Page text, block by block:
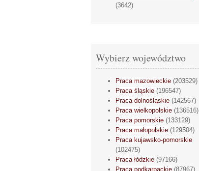
(3642)
Wybierz województwo
Praca mazowieckie (203529)
Praca śląskie (196547)
Praca dolnośląskie (142567)
Praca wielkopolskie (136516)
Praca pomorskie (133129)
Praca małopolskie (129504)
Praca kujawsko-pomorskie
(102475)
Praca łódzkie (97166)
Praca podkarpackie (87967)